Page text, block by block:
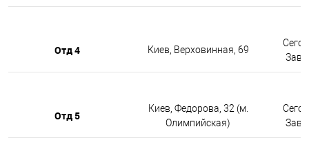
Отд 4 Киев, Верховинная, 69
Отд 5
Киев, Федорова, 32 (м.
Олимпийская)